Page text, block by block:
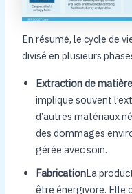
En résumé, le cycle de
divisé en plusieurs
Extraction de
implique souvent
d’autres matériaux
des dommages
gérée avec soin.
FabricationLa
être énergivore. Elle